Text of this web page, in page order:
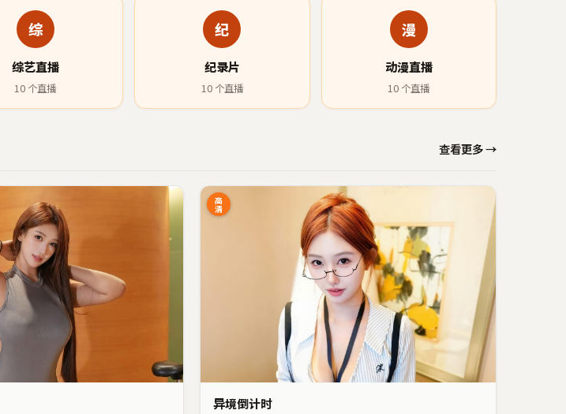
综
综艺直播
10 个直播
纪
纪录片
10个直播
漫
动漫直播
10 个直播
查看更多 →
高
清
异境倒计时